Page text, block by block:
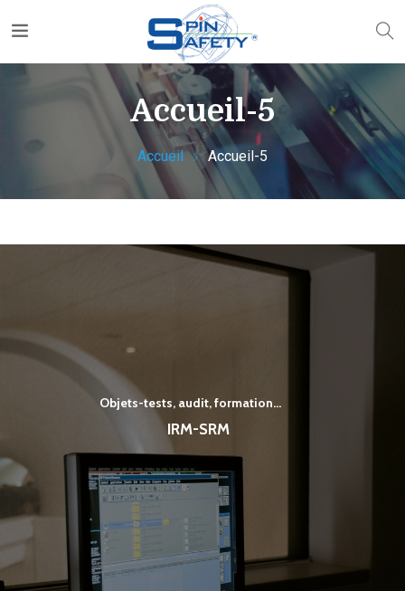
Accueil-5
Accueil Accueil-5
IRM-SRM
Objets-tests, audit, formation...